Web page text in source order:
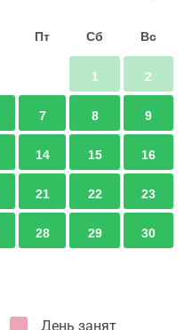
Пт Сб Вс
1 2
7 8 9
14 15 16
21 22 23
28 29 30
День занят